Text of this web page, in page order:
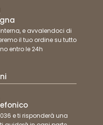
e avvalendoci di
il tuo ordine su tutto
entro le 24h
e ti risponderà una